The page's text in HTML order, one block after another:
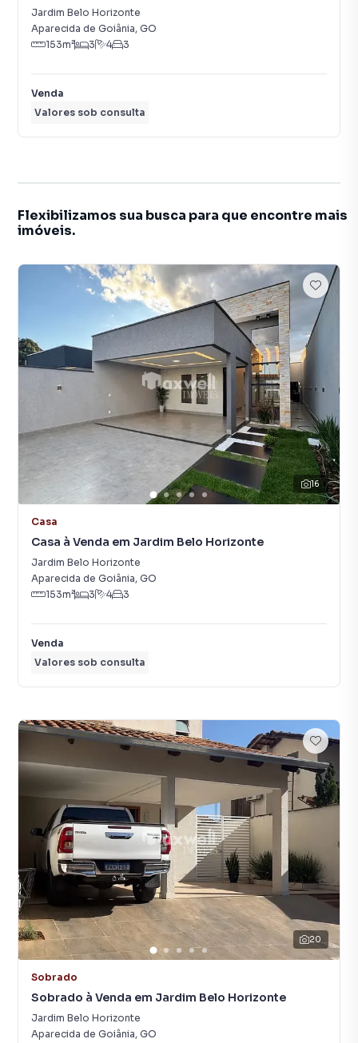
Jardim Belo Horizonte
Aparecida de Goiânia, GO
153m² 3 4 3
Venda
Valores sob consulta
Flexibilizamos sua busca para que encontre mais
imóveis.
16
Casa
Casa à Venda em Jardim Belo Horizonte
Jardim Belo Horizonte
Aparecida de Goiânia, GO
153m² 3 4 3
Venda
Valores sob consulta
20
Sobrado
Sobrado à Venda em Jardim Belo Horizonte
Jardim Belo Horizonte
Aparecida de Goiânia, GO